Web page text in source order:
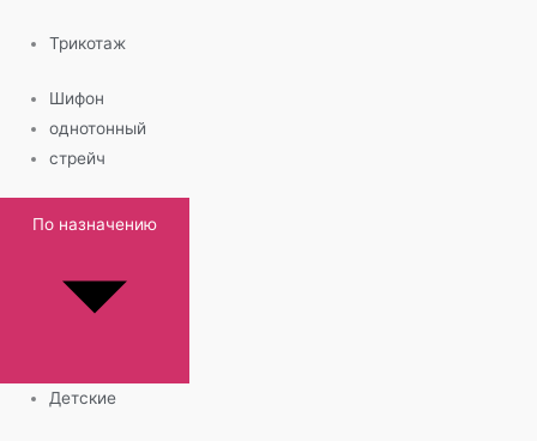
Трикотаж
Шифон
однотонный
стрейч
По назначению
Детские